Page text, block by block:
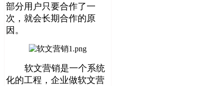
部分用户只要合作了一
次，就会长期合作的原
因。
软文营销是一个系统
化的工程，企业做软文营